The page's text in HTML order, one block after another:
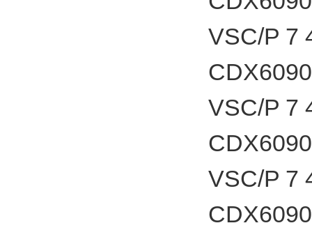
VSC/P 7
VSC/P 7
VSC/P 7